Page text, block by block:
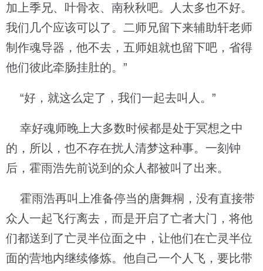
加上季兄、叶骨衣、南秋秋吧。人太多也不好。
我们几个应该可以了。二师兄留下来辅助轩老师
制作魂导器，他不去，五师姐就也留下吧，省得
他们彼此牵肠挂肚的。”
“好，就这么定了，我们一起去叫人。”
幸好魂师晚上大多数时候都是处于冥想之中
的，所以，也不存在扰人清梦这种事。一刻钟
后，霍雨浩先前说到的众人都被叫了出来。
霍雨浩再叫上准备停当的唐舞桐，没有直接带
众人一起飞行离去，而是开启了亡者大门，将他
们都送到了亡灵半位面之中，让他们在亡灵半位
面的营地内继续修炼。他自己一个人飞，要比带